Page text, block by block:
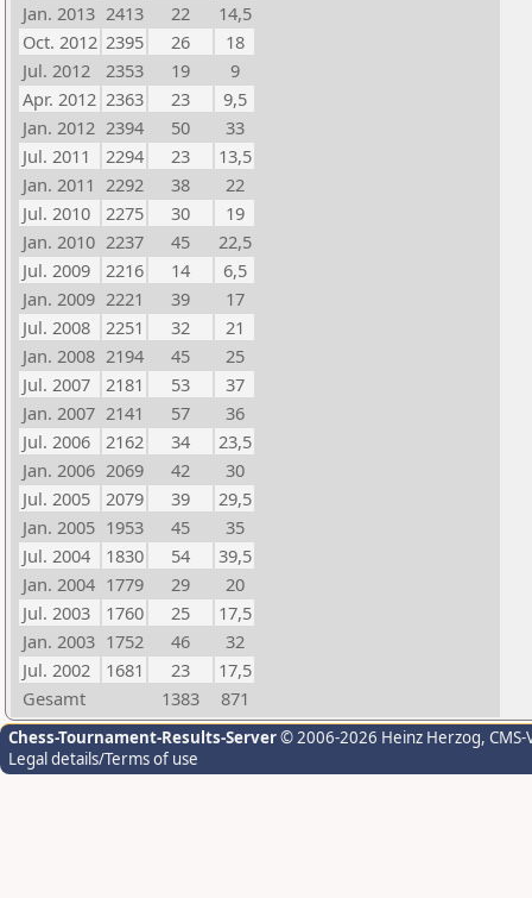
Jan. 2013 2413 22
14,5
Oct. 2012 2395 26
18
Jul. 2012
2353 19
9
Apr. 2012 2363 23
9,5
Jan. 2012 2394 50
33
Jul. 2011
2294 23
13,5
Jan. 2011 2292 38
22
Jul. 2010
2275 30
19
Jan. 2010 2237 45
22,5
Jul. 2009
2216 14
6,5
Jan. 2009 2221 39
17
Jul. 2008
2251 32
21
Jan. 2008 2194 45
25
Jul. 2007
2181 53
37
Jan. 2007 2141 57
36
Jul. 2006
2162 34
23,5
Jan. 2006 2069 42
30
Jul. 2005
2079 39
29,5
Jan. 2005 1953 45
35
Jul. 2004
1830 54
39,5
Jan. 2004 1779 29
20
Jul. 2003
1760 25
17,5
Jan. 2003 1752 46
32
Jul. 2002
1681 23
17,5
Gesamt
1383 871
Chess-Tournament-Results-Server© 2006-2026 Heinz Herzog,
Legal details/Terms of use